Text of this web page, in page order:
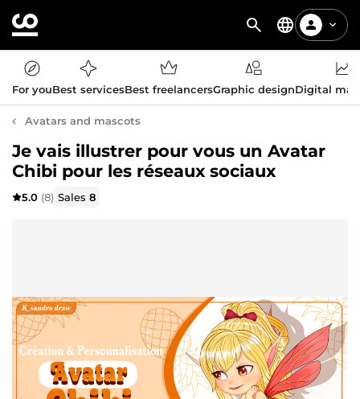
For youBest servicesBest freelancersGraphic designDigital
Avatars and mascots
Je vais illustrer pour vous un Avatar
Chibi pour les réseaux sociaux
5.0 (8) Sales8